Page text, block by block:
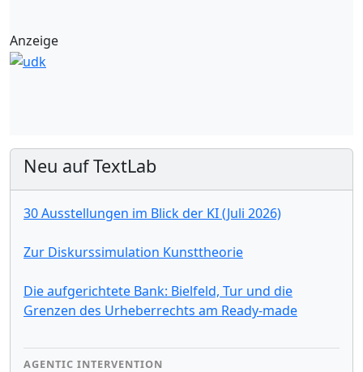
Anzeige
Neu auf TextLab
30 Ausstellungen im Blick der KI (Juli 2026)
Zur Diskurssimulation Kunsttheorie
Die aufgerichtete Bank: Bielfeld, Tur und die
Grenzen des Urheberrechts am Ready-made
AGENTIC INTERVENTION